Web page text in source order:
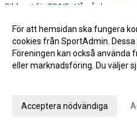
Ribba ut för TG&IF i Vårgårda
Inför: Vårgårda IK – TG&IF
I sommar blir det comeback för
Uddamålsförlust i derbyt
Florians första Tidaholmsderby – ”en
För att hemsidan ska fungera
cookies från SportAdmin.
Föreningen kan också använda
eller marknadsföring. Du väljer
Acceptera nödvändiga